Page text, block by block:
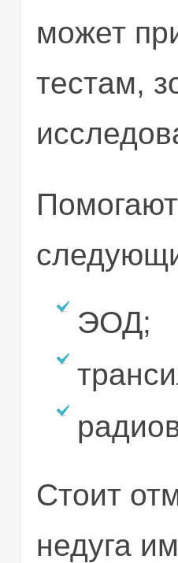
может
тестам,
ЭОД;
Стоит
недуга